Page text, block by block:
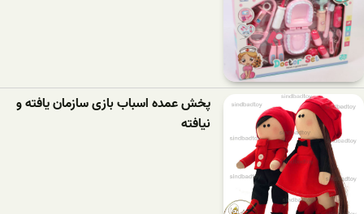
پخش عمده اسباب بازی سازمان یافته و
نیافته